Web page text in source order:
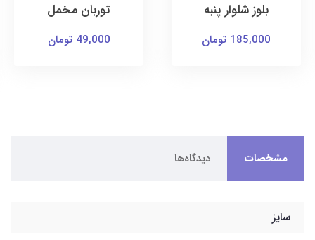
توربان مخمل
49,000 تومان
کت و سارافون
مشخصات دیدگاه‌ها
سایز